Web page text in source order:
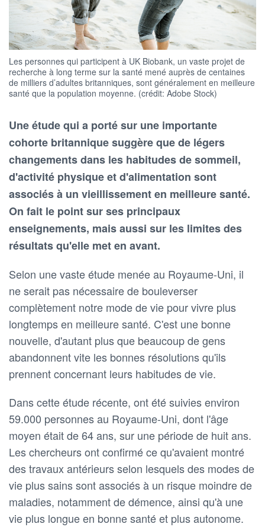
Les personnes qui participent à UK Biobank, un vaste projet de
recherche à long terme sur la santé mené auprès de centaines
de milliers d’adultes britanniques, sont généralement en meilleure
santé que la population moyenne. (crédit: Adobe Stock)
Une étude qui a porté sur une importante
cohorte britannique suggère que de légers
changements dans les habitudes de sommeil,
d'activité physique et d'alimentation sont
associés à un vieillissement en meilleure santé.
On fait le point sur ses principaux
enseignements, mais aussi sur les limites des
résultats qu'elle met en avant.
Selon une vaste étude menée au Royaume-Uni, il
ne serait pas nécessaire de bouleverser
complètement notre mode de vie pour vivre plus
longtemps en meilleure santé. C'est une bonne
nouvelle, d'autant plus que beaucoup de gens
abandonnent vite les bonnes résolutions qu'ils
prennent concernant leurs habitudes de vie.
Dans cette étude récente, ont été suivies environ
59.000 personnes au Royaume-Uni, dont l'âge
moyen était de 64 ans, sur une période de huit ans.
Les chercheurs ont confirmé ce qu'avaient montré
des travaux antérieurs selon lesquels des modes de
vie plus sains sont associés à un risque moindre de
maladies, notamment de démence, ainsi qu'à une
vie plus longue en bonne santé et plus autonome.